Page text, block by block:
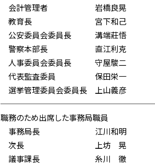
会計管理者 岩橋良晃
教育長 宮下和己
公安委員会委員長 溝端莊悟
警察本部長 直江利克
人事委員会委員長 守屋駿二
代表監査委員 保田栄一
選挙管理委員会委員長 上山義彦
職務のため出席した事務局職員
事務局長 江川和明
次長 上坊 晃
議事課長 糸川 徹